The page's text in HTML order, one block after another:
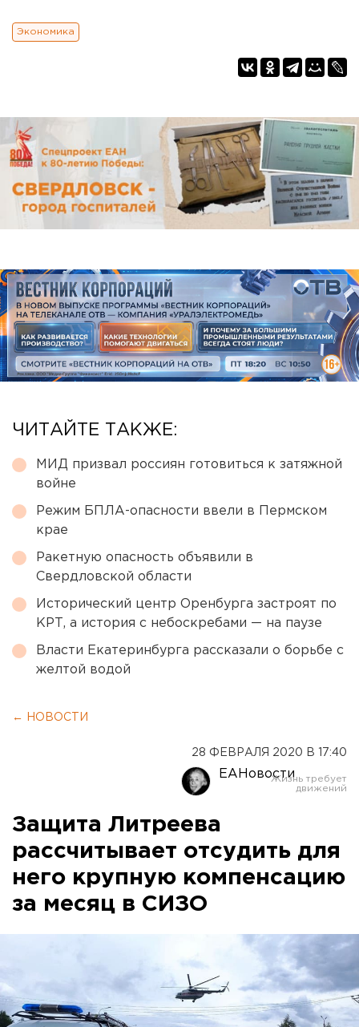
Экономика
ЧИТАЙТЕ ТАКЖЕ:
МИД призвал россиян готовиться к затяжной
войне
Режим БПЛА-опасности ввели в Пермском
крае
Ракетную опасность объявили в
Свердловской области
Исторический центр Оренбурга застроят по
КРТ, а история с небоскребами — на паузе
Власти Екатеринбурга рассказали о борьбе с
желтой водой
← НОВОСТИ
28 ФЕВРАЛЯ 2020 В 17:40
ЕАНовости
Защита Литреева
рассчитывает отсудить для
него крупную компенсацию
за месяц в СИЗО